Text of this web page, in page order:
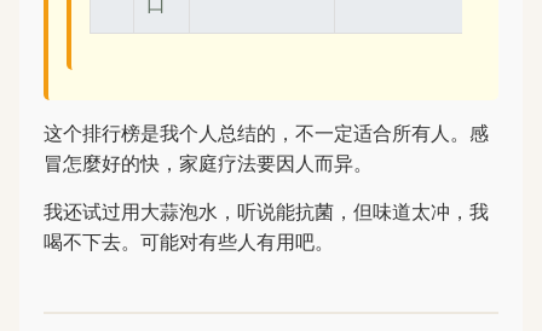
这个排行榜是我个人总结的，不一定适合所有人。感
冒怎麼好的快，家庭疗法要因人而异。
我还试过用大蒜泡水，听说能抗菌，但味道太冲，我
喝不下去。可能对有些人有用吧。